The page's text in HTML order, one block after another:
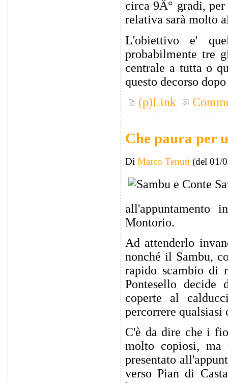
circa 9Â° gradi,
relativa sarà molto
L'obiettivo e'
probabilmente tre
centrale a tutta o
questo decorso
(p)Link
Che paura per
Di Marco Tenuti (del 01/
Montorio.
Ad attenderlo
nonché il Sambu,
rapido scambio di
Pontesello
coperte al
percorrere qualsiasi
C'è da dire che i
molto copiosi, ma
presentato
verso Pian di